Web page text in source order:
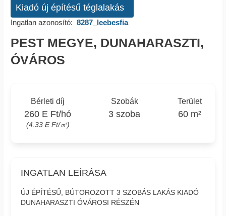
Kiadó új építésű téglalakás
Ingatlan azonosító: 8287_leebesfia
PEST MEGYE, DUNAHARASZTI,
ÓVÁROS
Bérleti díj
260 E Ft/hó
(4.33 E Ft/㎡)
Szobák
3 szoba
Terület
60 m²
INGATLAN LEÍRÁSA
ÚJ ÉPÍTÉSŰ, BÚTOROZOTT 3 SZOBÁS LAKÁS KIADÓ
DUNAHARASZTI ÓVÁROSI RÉSZÉN